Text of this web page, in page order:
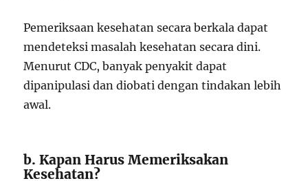
Pemeriksaan kesehatan secara berkala dapat
mendeteksi masalah kesehatan secara dini.
Menurut CDC, banyak penyakit dapat
dipanipulasi dan diobati dengan tindakan lebih
awal.
b. Kapan Harus Memeriksakan
Kesehatan?